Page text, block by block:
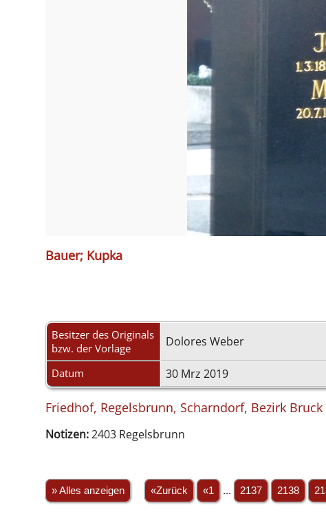
Bauer; Kupka
Besitzer des Originals
bzw. der Vorlage
Dolores Weber
Datum 30 Mrz 2019
Friedhof, Regelsbrunn, Scharndorf, Bezirk
Notizen:2403 Regelsbrunn
» Alles anzeigen «Zurück «1 ... 2137 2138